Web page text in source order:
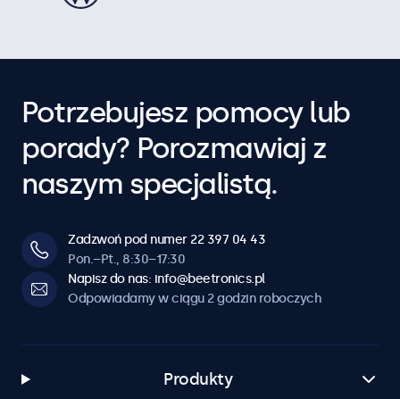
Potrzebujesz pomocy lub
porady? Porozmawiaj z
naszym specjalistą.
Zadzwoń pod numer 22 397 04 43
Pon.–Pt., 8:30–17:30
Napisz do nas: info@beetronics.pl
Odpowiadamy w ciągu 2 godzin roboczych
Produkty